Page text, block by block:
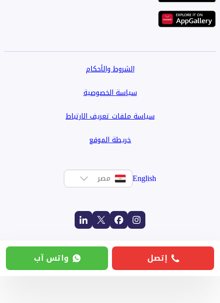
الشروط والأحكام
سياسة الخصوصية
سياسة ملفات تعريف الارتباط
خريطة الموقع
English مصر
إتصل واتس آب